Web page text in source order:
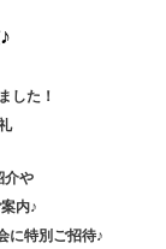
した！
介や
内♪
に特別ご招待♪